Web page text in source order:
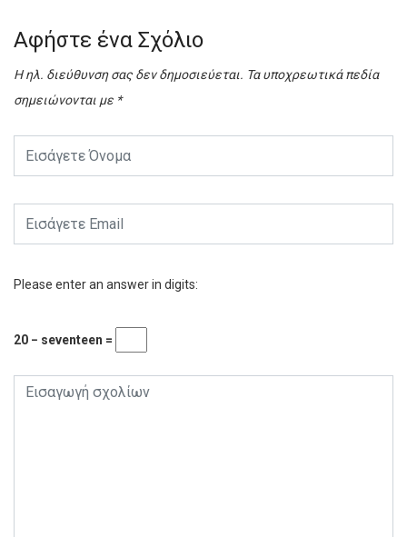
Αφήστε ένα Σχόλιο
Η ηλ. διεύθυνση σας δεν δημοσιεύεται. Τα υποχρεωτικά πεδία
σημειώνονται με *
Please enter an answer in digits:
20 − seventeen =